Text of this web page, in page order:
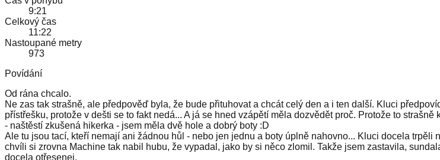
9:21
Celkový čas
11:22
Nastoupané metry
973
Povídání
Od rána chcalo.
Ne zas tak strašně, ale předpověď byla, že bude přituhovat a chcát celý den a i ten další. Kluci
přístřešku, protože v dešti se to fakt nedá... A já se hned vzápětí měla dozvědět proč. Protože to
- naštěstí zkušená hikerka - jsem měla dvě hole a dobrý boty :D
Ale tu jsou tací, kteří nemají ani žádnou hůl - nebo jen jednu a boty úplně nahovno... Kluci docela
chvíli si zrovna Machine tak nabil hubu, že vypadal, jako by si něco zlomil. Takže jsem zastavila,
docela otřesenej.